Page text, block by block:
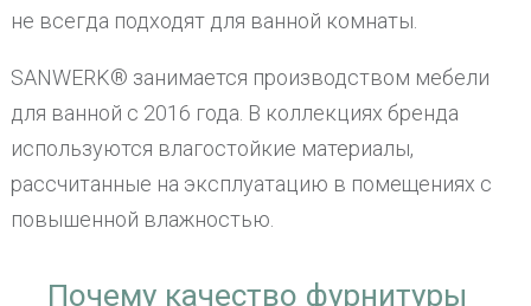
не всегда подходят для ванной комнаты.
SANWERK® занимается производством мебели
для ванной с 2016 года. В коллекциях бренда
используются влагостойкие материалы,
рассчитанные на эксплуатацию в помещениях с
повышенной влажностью.
Почему качество фурнитуры